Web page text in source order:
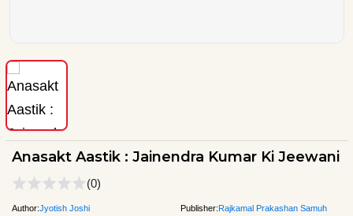
Anasakt Aastik : Jainendra Kumar Ki Jeewani
(0)
Author:Jyotish Joshi Publisher:Rajkamal Prakashan Samuh